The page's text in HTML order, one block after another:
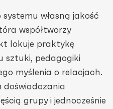
własną jakość
współtworzy
lokuje praktykę
sztuki, pedagogiki
myślenia o relacjach.
doświadczania
grupy i jednocześnie